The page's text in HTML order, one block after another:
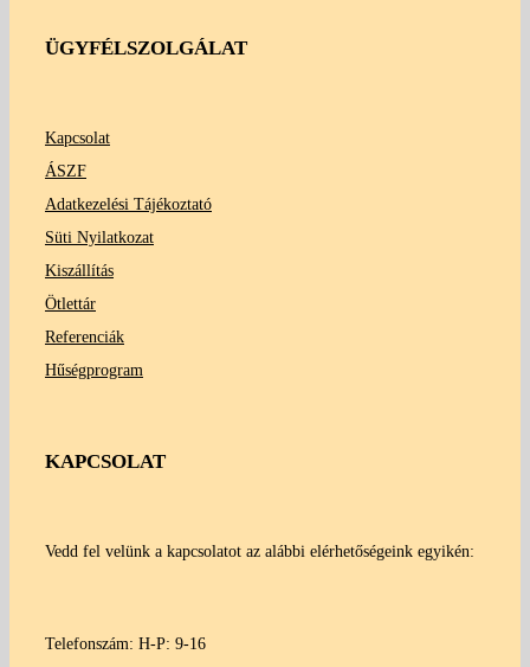
ÜGYFÉLSZOLGÁLAT
Kapcsolat
ÁSZF
Adatkezelési Tájékoztató
Süti Nyilatkozat
Kiszállítás
Ötlettár
Referenciák
Hűségprogram
KAPCSOLAT
Vedd fel velünk a kapcsolatot az alábbi elérhetőségeink egyikén:
Telefonszám: H-P: 9-16